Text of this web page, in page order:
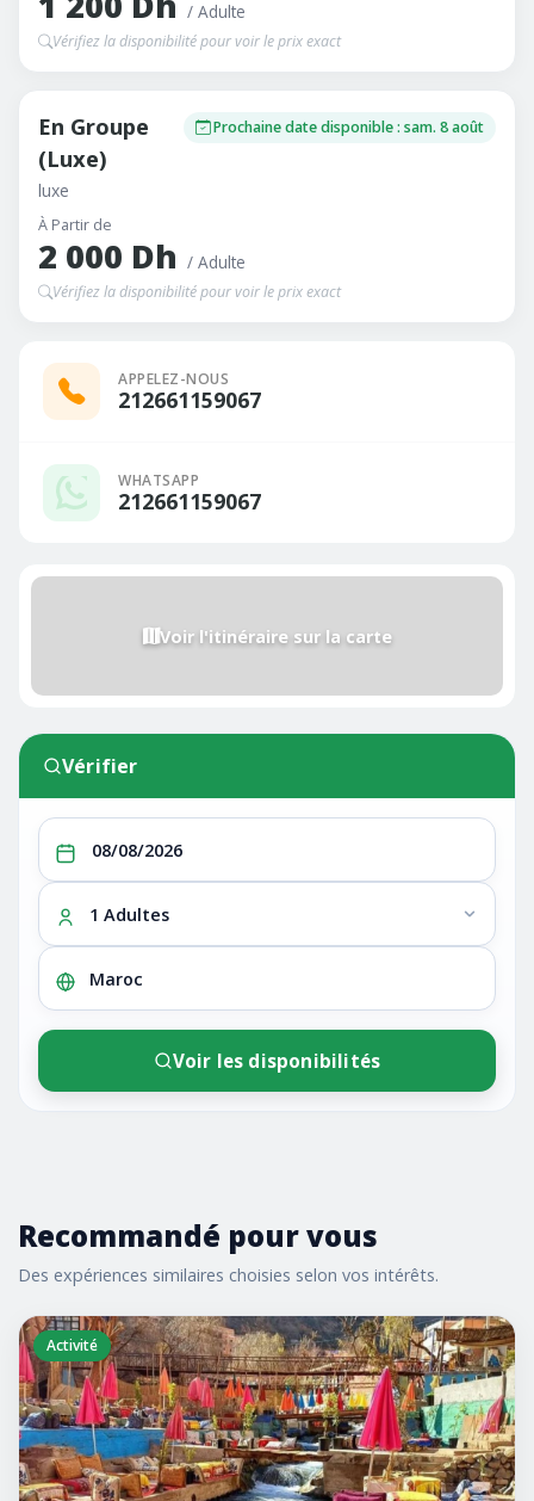
/ Adulte
Vérifiez la disponibilité pour voir le prix exact
En Groupe
(Luxe)
luxe
Prochaine date disponible : sam. 8 août
À Partir de
2 000 Dh / Adulte
Vérifiez la disponibilité pour voir le prix exact
APPELEZ-NOUS
212661159067
WHATSAPP
212661159067
Voir l'itinéraire sur la carte
Vérifier
1 Adultes
Voir les disponibilités
Recommandé pour vous
Des expériences similaires choisies selon vos intérêts.
Activité